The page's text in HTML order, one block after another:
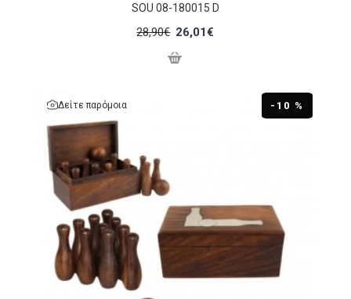
SOU 08-180015 D
28,90€ 26,01€
-10 %
Δείτε παρόμοια